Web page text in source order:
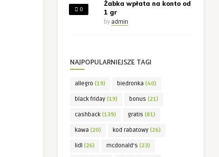
0
Żabka wpłata na konto od
1 gr
by admin
NAJPOPULARNIEJSZE TAGI
allegro (19) biedronka (40)
black friday (19) bonus (21)
cashback (139) gratis (81)
kawa (20) kod rabatowy (26)
lidl (26) mcdonald's (23)